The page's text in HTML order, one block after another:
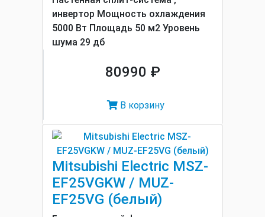
инвертор Мощность охлаждения
5000 Вт Площадь 50 м2 Уровень
шума 29 дб
80990 ₽
В корзину
Mitsubishi Electric MSZ-
EF25VGKW / MUZ-
EF25VG (белый)